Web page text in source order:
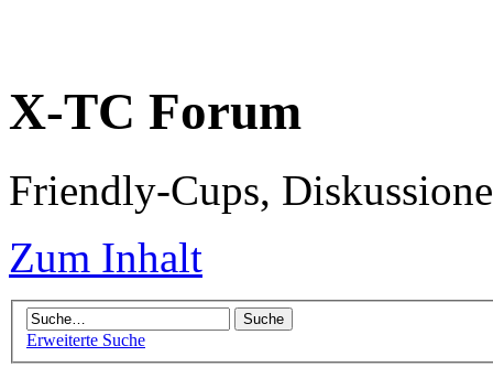
X-TC Forum
Friendly-Cups,
Zum Inhalt
Erweiterte Suche